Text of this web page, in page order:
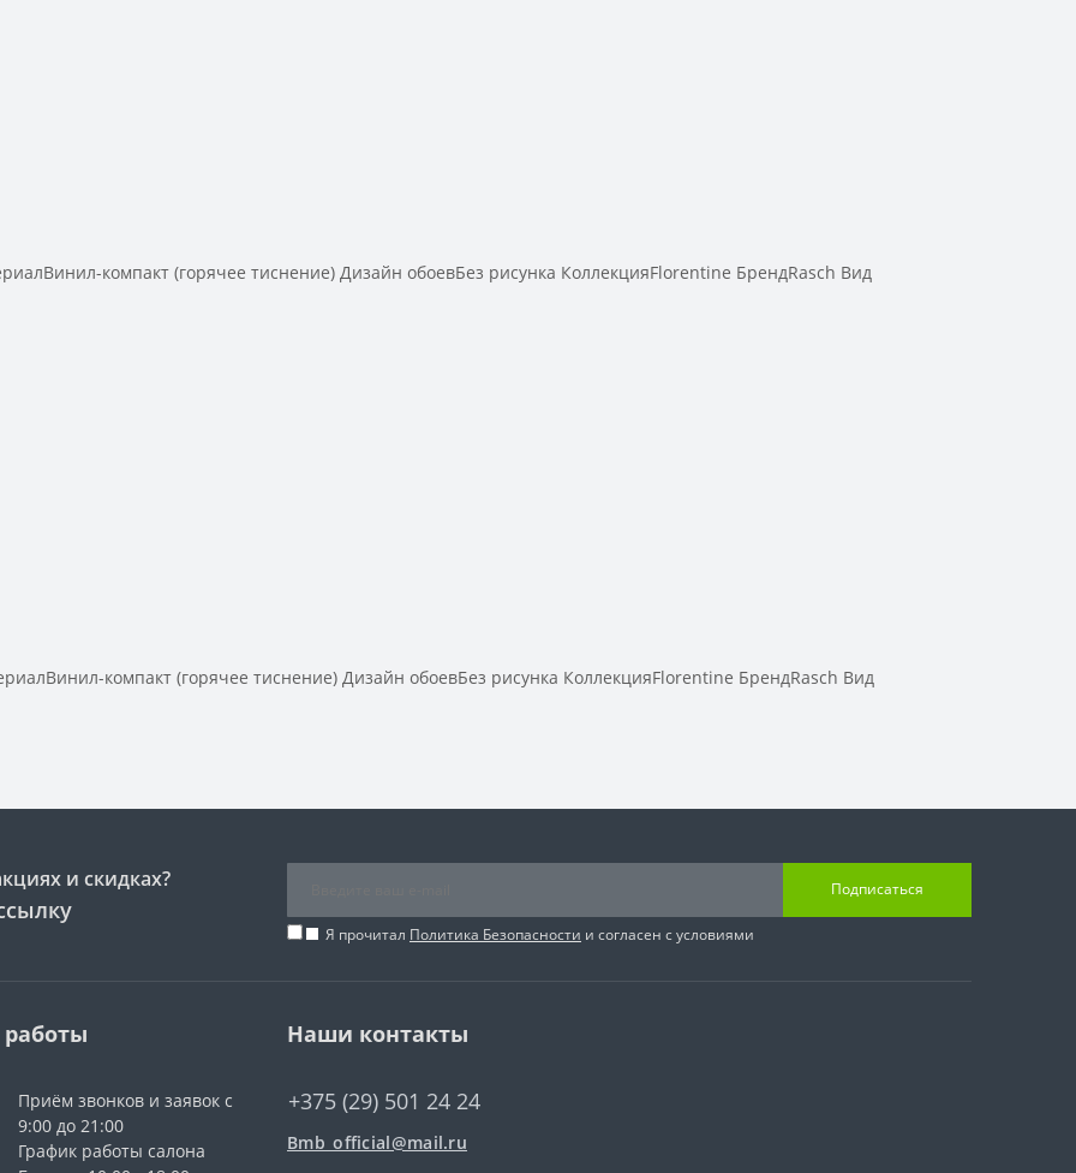
компакт (горячее тиснение) Дизайн обоевБез рисунка КоллекцияFlorentine БрендRasch Вид
компакт (горячее тиснение) Дизайн обоевБез рисунка КоллекцияFlorentine БрендRasch Вид
и скидках? Подписаться
Я прочитал Политика Безопасности и согласен с условиями
Приём звонков и заявок с
9:00 до 21:00
График работы салона
Наши контакты
+375 (29) 501 24 24
Bmb_official@mail.ru